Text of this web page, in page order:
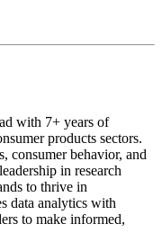
with 7+ years of
products sectors.
consumer behavior, and
in research
to thrive in
data analytics with
to make informed,